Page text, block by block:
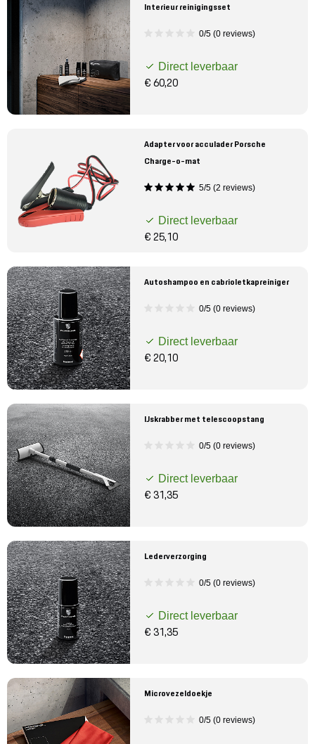
Interieur reinigingsset
0/5 (0 reviews)
Direct leverbaar
€ 60,20
Adapter voor acculader Porsche
Charge-o-mat
5/5 (2 reviews)
Direct leverbaar
€ 25,10
Autoshampoo en cabrioletkapreiniger
0/5 (0 reviews)
Direct leverbaar
€ 20,10
IJskrabber met telescoopstang
0/5 (0 reviews)
Direct leverbaar
€ 31,35
Lederverzorging
0/5 (0 reviews)
Direct leverbaar
€ 31,35
Microvezeldoekje
0/5 (0 reviews)